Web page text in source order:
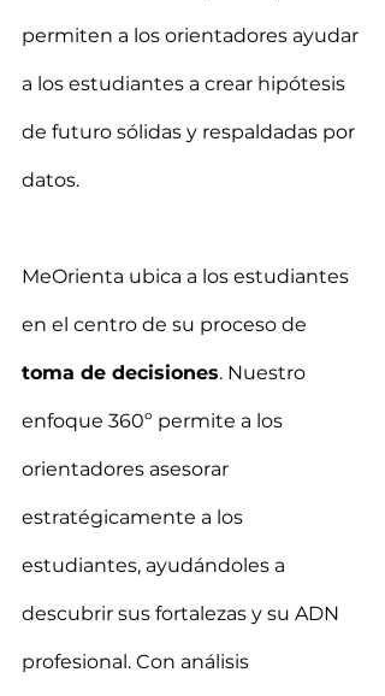
permiten a los orientadores ayudar
a los estudiantes a crear hipótesis
de futuro sólidas y respaldadas por
datos.
MeOrienta ubica a los estudiantes
en el centro de su proceso de
toma de decisiones. Nuestro
enfoque 360º permite a los
orientadores asesorar
estratégicamente a los
estudiantes, ayudándoles a
descubrir sus fortalezas y su ADN
profesional. Con análisis